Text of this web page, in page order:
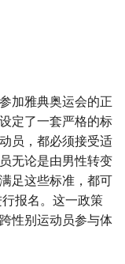
加雅典奥运会的正
定了一套严格的标
员，都必须接受适
无论是由男性转变
足这些标准，都可
报名。这一政策
性别运动员参与体